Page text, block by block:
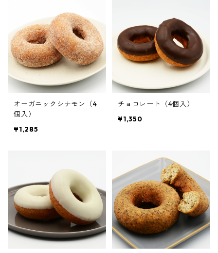
オーガニックシナモン（4
個入）
¥1,285
チョコレート（4個入）
¥1,350